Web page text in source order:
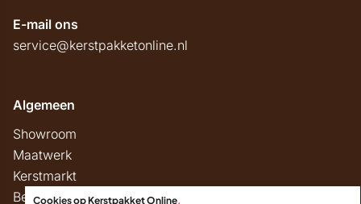
E-mail ons
service@kerstpakketonline.nl
Algemeen
Showroom
Maatwerk
Kerstmarkt
Belastingregels
Cookies op Kerstpakket Online.